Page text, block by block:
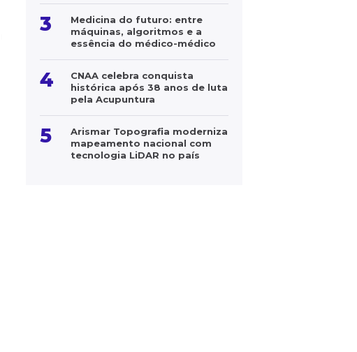
3
Medicina do futuro: entre
máquinas, algoritmos e a
essência do médico-médico
4
CNAA celebra conquista
histórica após 38 anos de luta
pela Acupuntura
5
Arismar Topografia moderniza
mapeamento nacional com
tecnologia LiDAR no país